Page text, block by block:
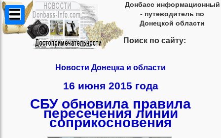
Донбасс информационный
- путеводитель по
Донецкой области
Поиск по сайту:
Новости Донецка и области
16 июня 2015 года
СБУ обновила правила
пересечения линии
соприкосновения